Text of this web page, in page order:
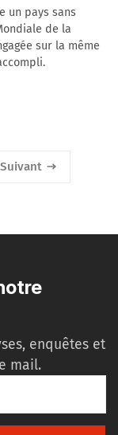
un pays sans
de la
sur la même
Suivant
enquêtes et
mail.